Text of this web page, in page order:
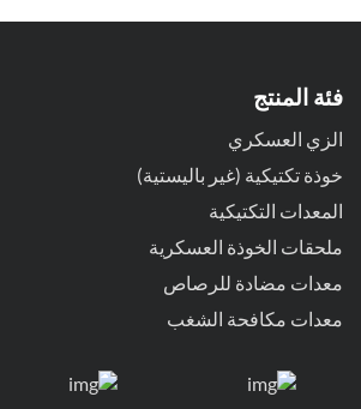
فئة المنتج
الزي العسكري
خوذة تكتيكية (غير باليستية)
المعدات التكتيكية
ملحقات الخوذة العسكرية
معدات مضادة للرصاص
معدات مكافحة الشغب